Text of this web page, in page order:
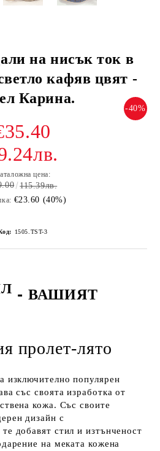
на нисък ток в
кафяв цвят -
Карина.
-40%
цена:
115.39лв.
€23.60 (40%)
1505.TST-3
- ВАШИЯТ
пролет-лято
изключително популярен
със своята изработка от
кожа. Със своите
дизайн с
добавят стил и изтънченост
на меката кожена